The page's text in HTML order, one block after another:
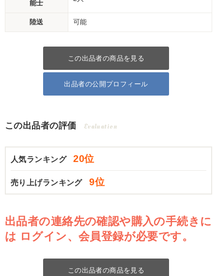
能士
陸送 可能
この出品者の商品を見る
出品者の公開プロフィール
この出品者の評価 Evaluation
人気ランキング 20位
売り上げランキング 9位
出品者の連絡先の確認や購入の手続きに
は ログイン、会員登録が必要です。
この出品者の商品を見る